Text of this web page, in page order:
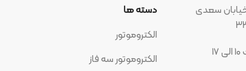
دسته ها
الکتروموتور سه فاز